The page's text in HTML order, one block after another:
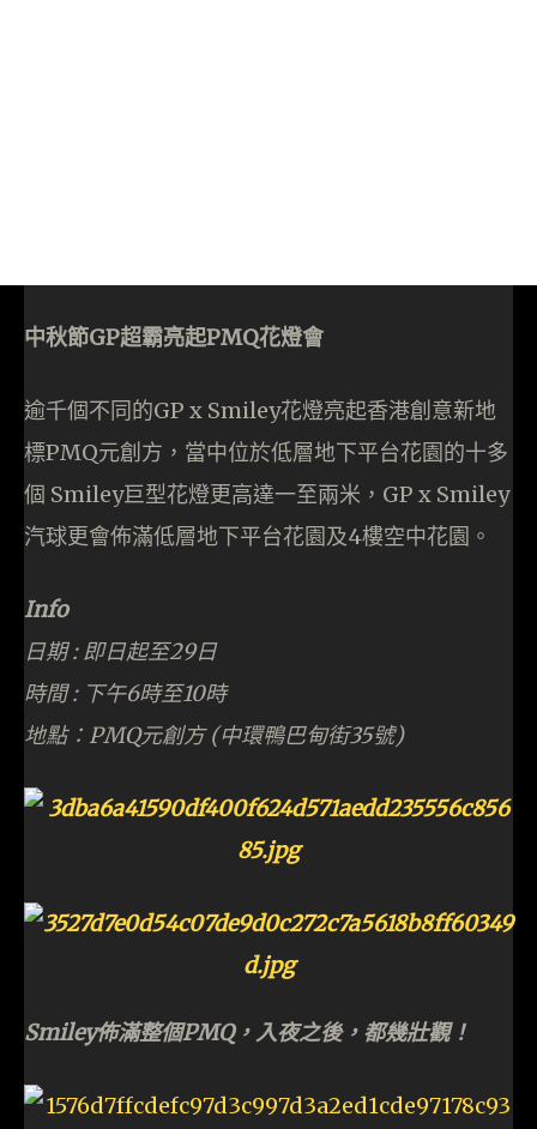
中秋節GP超霸亮起PMQ花燈會
逾千個不同的GP x Smiley花燈亮起香港創意新地
標PMQ元創方，當中位於低層地下平台花園的十多
個 Smiley巨型花燈更高達一至兩米，GP x Smiley
汽球更會佈滿低層地下平台花園及4樓空中花園。
Info
日期 : 即日起至29日
時間 : 下午6時至10時
地點：PMQ元創方 (中環鴨巴甸街35號)
Smiley佈滿整個PMQ，入夜之後，都幾壯觀！